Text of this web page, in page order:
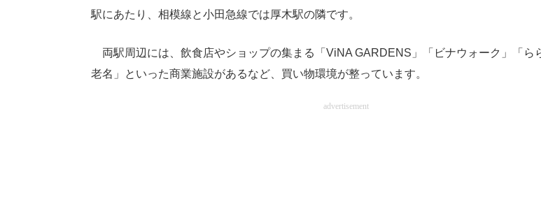
駅にあたり、相模線と小田急線では厚木駅の隣です。
両駅周辺には、飲食店やショップの集まる「ViNA GARDENS」「ビナウォーク」「ら
老名」といった商業施設があるなど、買い物環境が整っています。
advertisement